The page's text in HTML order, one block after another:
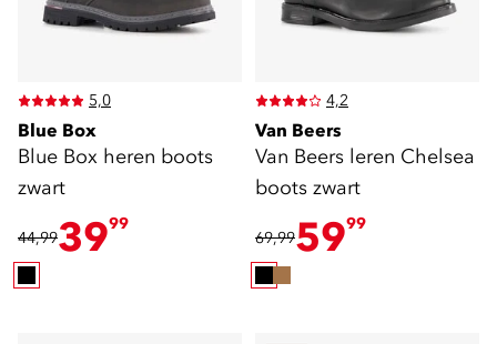
5,0
Blue Box
Blue Box heren boots
zwart
44,993999
4,2
Van Beers
Van Beers leren Chelsea
boots zwart
69,995999